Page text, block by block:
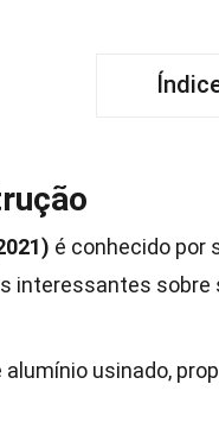
é conhecido por
interessantes sobre
usinado,